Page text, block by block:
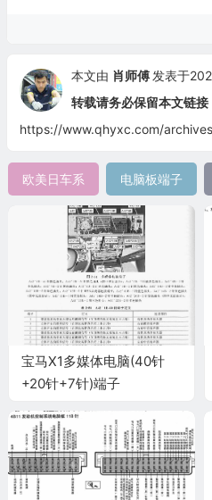
本文由 肖师傅 发表于
转载请务必保留本文链接
https://www.qhyxc.com/
欧美日车系 电脑板端子
宝马X1多媒体电脑(40针
+20针+7针)端子